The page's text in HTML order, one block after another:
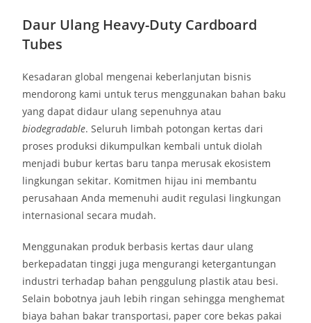
Daur Ulang Heavy-Duty Cardboard
Tubes
Kesadaran global mengenai keberlanjutan bisnis
mendorong kami untuk terus menggunakan bahan baku
yang dapat didaur ulang sepenuhnya atau
biodegradable. Seluruh limbah potongan kertas dari
proses produksi dikumpulkan kembali untuk diolah
menjadi bubur kertas baru tanpa merusak ekosistem
lingkungan sekitar. Komitmen hijau ini membantu
perusahaan Anda memenuhi audit regulasi lingkungan
internasional secara mudah.
Menggunakan produk berbasis kertas daur ulang
berkepadatan tinggi juga mengurangi ketergantungan
industri terhadap bahan penggulung plastik atau besi.
Selain bobotnya jauh lebih ringan sehingga menghemat
biaya bahan bakar transportasi, paper core bekas pakai